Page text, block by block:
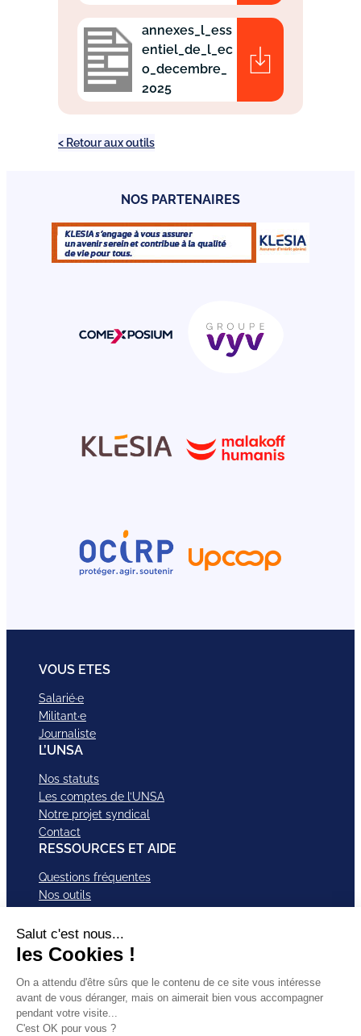
annexes_l_ess
entiel_de_l_ec
o_decembre_
2025
< Retour aux outils
NOS PARTENAIRES
VOUS ETES
Salarié·e
Militant·e
Journaliste
L’UNSA
Nos statuts
Les comptes de l’UNSA
Notre projet syndical
Contact
RESSOURCES ET AIDE
Questions fréquentes
Nos outils
Nos structures et services
Je VEUX Adhérer
ABonnez-vous à nos newsletter